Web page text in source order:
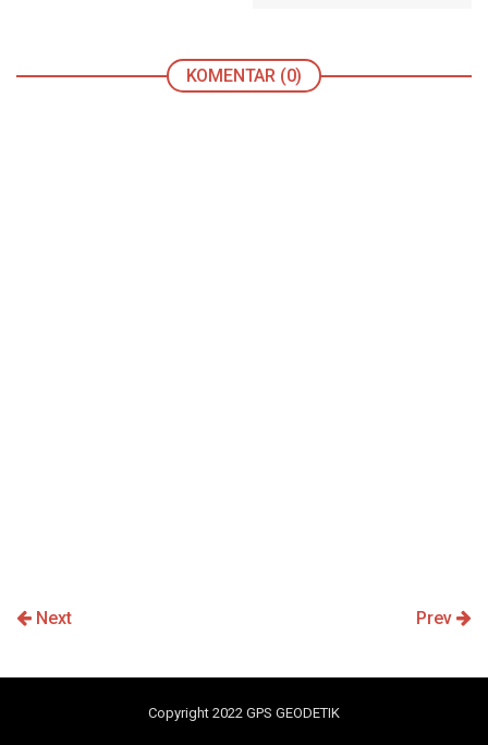
KOMENTAR (0)
Next Prev
Copyright 2022 GPS GEODETIK